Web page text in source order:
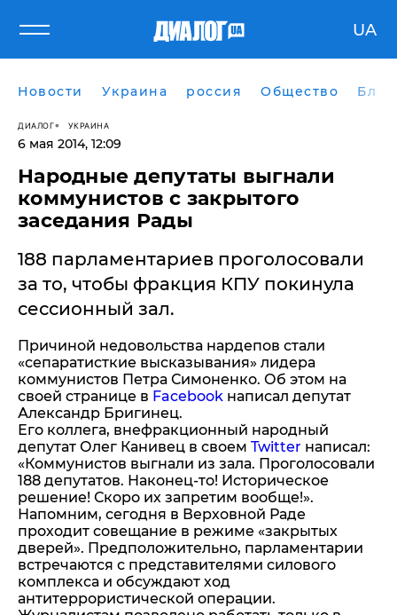
UA
Новости Украина россия Общество
ДИАЛОГ УКРАИНА
6 мая 2014, 12:09
Народные депутаты выгнали
коммунистов с закрытого
заседания Рады
188 парламентариев проголосовали
за то, чтобы фракция КПУ покинула
сессионный зал.
Причиной недовольства нардепов стали
«сепаратисткие высказывания» лидера
коммунистов Петра Симоненко. Об этом на
своей странице в Facebook написал депутат
Александр Бригинец.
Его коллега, внефракционный народный
депутат Олег Канивец в своем Twitter написал:
«Коммунистов выгнали из зала. Проголосовали
188 депутатов. Наконец-то! Историческое
решение! Скоро их запретим вообще!».
Напомним, сегодня в Верховной Раде
проходит совещание в режиме «закрытых
дверей». Предположительно, парламентарии
встречаются с представителями силового
комплекса и обсуждают ход
антитеррористической операции.